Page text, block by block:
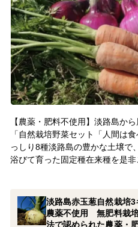
【農薬・肥料不使用】淡路島か
「自然栽培野菜セット「人間は
っしり8種淡路島の豊かな土壌で
浴びて育った固定種在来種を是非
淡路島赤玉葱自然栽培
農薬不使用 無肥料栽
法で認められた農薬・